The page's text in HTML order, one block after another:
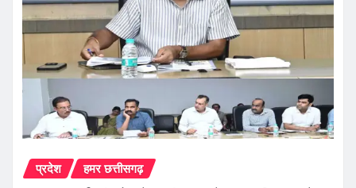
प्रदेश हमर छत्तीसगढ़